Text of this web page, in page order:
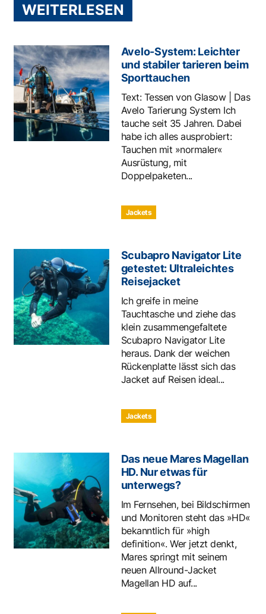
WEITERLESEN
Avelo-System: Leichter
und stabiler tarieren beim
Sporttauchen
Text: Tessen von Glasow | Das
Avelo Tarierung System Ich
tauche seit 35 Jahren. Dabei
habe ich alles ausprobiert:
Tauchen mit »normaler«
Ausrüstung, mit
Doppelpaketen...
Jackets
Scubapro Navigator Lite
getestet: Ultraleichtes
Reisejacket
Ich greife in meine
Tauchtasche und ziehe das
klein zusammengefaltete
Scubapro Navigator Lite
heraus. Dank der weichen
Rückenplatte lässt sich das
Jacket auf Reisen ideal...
Jackets
Das neue Mares Magellan
HD. Nur etwas für
unterwegs?
Im Fernsehen, bei Bildschirmen
und Monitoren steht das »HD«
bekanntlich für »high
definition«. Wer jetzt denkt,
Mares springt mit seinem
neuen Allround-Jacket
Magellan HD auf...